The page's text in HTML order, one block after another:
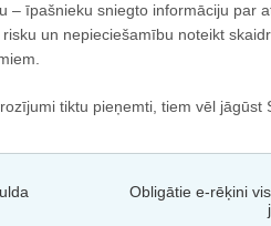
– īpašnieku sniegto informāciju par
un nepieciešamību noteikt
tiktu pieņemti, tiem vēl jāgūst
Obligātie e-rēķini